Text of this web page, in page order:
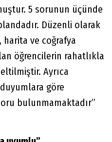
5 sorunun üçünde
Düzenli olarak
harita ve coğrafya
öğrencilerin rahatlıkla
Ayrıca
göre
bulunmamaktadır”